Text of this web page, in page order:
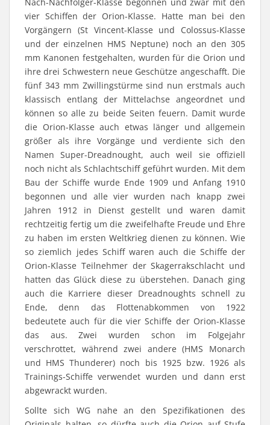
vier Schiffen der Orion-Klasse. Hatte man bei den
Vorgängern (St Vincent-Klasse und Colossus-Klasse
und der einzelnen HMS Neptune) noch an den 305
mm Kanonen festgehalten, wurden für die Orion und
ihre drei Schwestern neue Geschütze angeschafft. Die
fünf 343 mm Zwillingstürme sind nun erstmals auch
klassisch entlang der Mittelachse angeordnet und
können so alle zu beide Seiten feuern. Damit wurde
die Orion-Klasse auch etwas länger und allgemein
größer als ihre Vorgänge und verdiente sich den
Namen Super-Dreadnought, auch weil sie offiziell
noch nicht als Schlachtschiff geführt wurden. Mit dem
Bau der Schiffe wurde Ende 1909 und Anfang 1910
begonnen und alle vier wurden nach knapp zwei
Jahren 1912 in Dienst gestellt und waren damit
rechtzeitig fertig um die zweifelhafte Freude und Ehre
zu haben im ersten Weltkrieg dienen zu können. Wie
so ziemlich jedes Schiff waren auch die Schiffe der
Orion-Klasse Teilnehmer der Skagerrakschlacht und
hatten das Glück diese zu überstehen. Danach ging
auch die Karriere dieser Dreadnoughts schnell zu
Ende, denn das Flottenabkommen von 1922
bedeutete auch für die vier Schiffe der Orion-Klasse
das aus. Zwei wurden schon im Folgejahr
verschrottet, während zwei andere (HMS Monarch
und HMS Thunderer) noch bis 1925 bzw. 1926 als
Trainings-Schiffe verwendet wurden und dann erst
abgewrackt wurden.
Sollte sich WG nahe an den Spezifikationen des